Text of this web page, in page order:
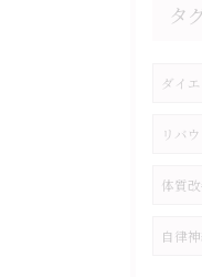
タ
ダイ
リバ
体質
自律